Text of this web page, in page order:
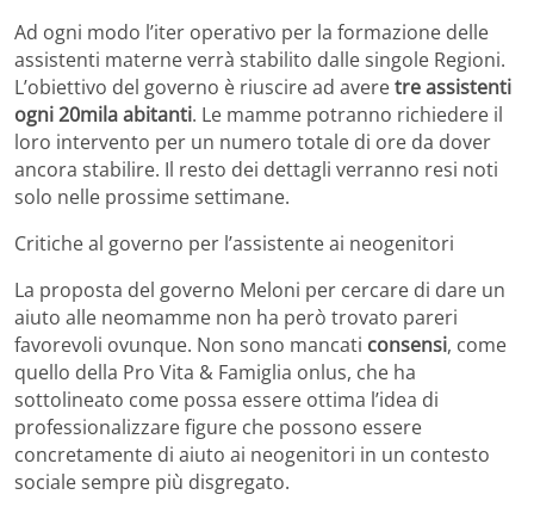
Ad ogni modo l’iter operativo per la formazione delle
assistenti materne verrà stabilito dalle singole Regioni.
L’obiettivo del governo è riuscire ad averetre assistenti
ogni 20mila abitanti. Le mamme potranno richiedere il
loro intervento per un numero totale di ore da dover
ancora stabilire. Il resto dei dettagli verranno resi noti
solo nelle prossime settimane.
Critiche al governo per l’assistente ai neogenitori
La proposta del governo Meloni per cercare di dare un
aiuto alle neomamme non ha però trovato pareri
favorevoli ovunque. Non sono mancati consensi, come
quello della Pro Vita & Famiglia onlus, che ha
sottolineato come possa essere ottima l’idea di
professionalizzare figure che possono essere
concretamente di aiuto ai neogenitori in un contesto
sociale sempre più disgregato.